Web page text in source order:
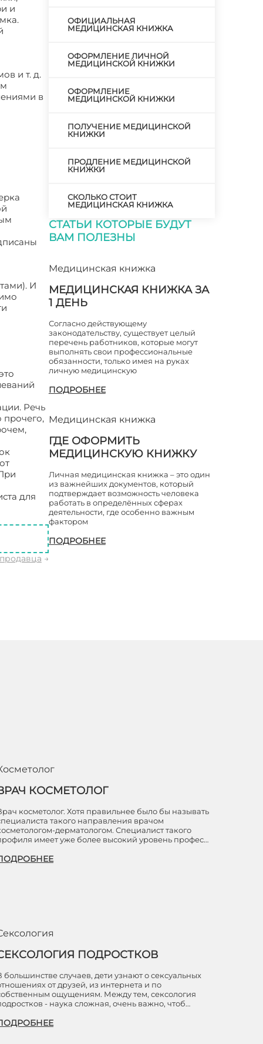
и
и т. д.
в
И
Речь
для
→
ОФИЦИАЛЬНАЯ
МЕДИЦИНСКАЯ КНИЖКА
ОФОРМЛЕНИЕ ЛИЧНОЙ
МЕДИЦИНСКОЙ КНИЖКИ
ОФОРМЛЕНИЕ
МЕДИЦИНСКОЙ КНИЖКИ
ПОЛУЧЕНИЕ МЕДИЦИНСКОЙ
КНИЖКИ
ПРОДЛЕНИЕ МЕДИЦИНСКОЙ
КНИЖКИ
СКОЛЬКО СТОИТ
МЕДИЦИНСКАЯ КНИЖКА
СТАТЬИ КОТОРЫЕ БУДУТ
ВАМ ПОЛЕЗНЫ
Медицинская книжка
МЕДИЦИНСКАЯ КНИЖКА ЗА
1 ДЕНЬ
Согласно действующему
законодательству, существует целый
перечень работников, которые могут
выполнять свои профессиональные
обязанности, только имея на руках
личную медицинскую
ПОДРОБНЕЕ
Медицинская книжка
ГДЕ ОФОРМИТЬ
МЕДИЦИНСКУЮ КНИЖКУ
Личная медицинская книжка – это один
из важнейших документов, который
подтверждает возможность человека
работать в определённых сферах
деятельности, где особенно важным
фактором
ПОДРОБНЕЕ
КОСМЕТОЛОГ
косметолог. Хотя правильнее было бы называть
такого направления врачом
дерматологом. Специалист такого
имеет уже более высокий уровень профес…
ПОДРОСТКОВ
большинстве случаев, дети узнают о сексуальных
от друзей, из интернета и по
ощущениям. Между тем, сексология
- наука сложная, очень важно, чтоб…